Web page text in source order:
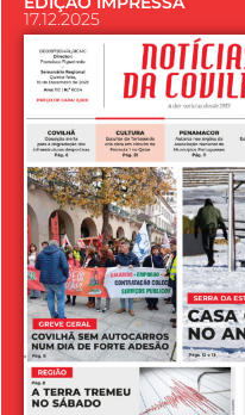
17.12.2025